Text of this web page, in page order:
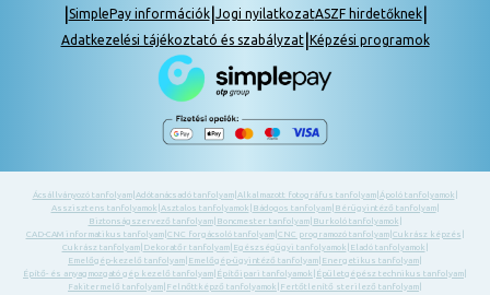
SimplePay információk| Jogi nyilatkozatASZF hirdetőknek|
Adatkezelési tájékoztató és szabályzat| Képzési programok
Ácsállványozó tanfolyam| Adótanácsadó tanfolyam| Alkalmazott fotográfus tanfolyam| Ápoló tanfolyamok
Asszisztens tanfolyamok Asztalos tanfolyamok Bádogos tanfolyam| Bérügyintéző tanfolyam|
Biztonságszervező tanfolyam| Boncmester tanfolyam| Burkoló tanfolyamok
CAD-CAM informatikus tanfolyam| CNC forgácsoló tanfolyam| CNC programozó tanfolyam| Cukrász képzés
Cukrász tanfolyam| Dekoratőr tanfolyam| Egészségügyi tanfolyamok Eladó tanfolyamok
Emelőgép-kezelő tanfolyam Emelőgép-ügyintéző tanfolyam Energetikus tanfolyam
Építő- és anyagmozgató gép kezelő tanfolyam Építőipari tanfolyamok Épületgépész technikus tanfolyam
Fakitermelő tanfolyam Felnőttképző tanfolyamok Fertőtlenítő sterilező tanfolyam